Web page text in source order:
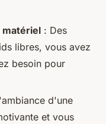
matériel : Des
libres, vous avez
besoin pour
d'une
et vous